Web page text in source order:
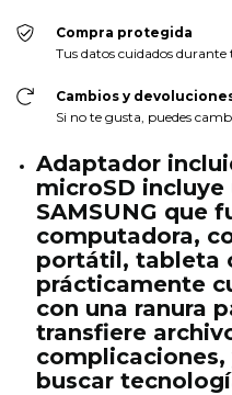
Compra protegida
Tus datos cuidados durante
Cambios y
Si no te gusta, puedes
Adaptador
microSD
SAMSUNG que
computadora,
portátil, tableta
prácticamente
con una ranura
transfiere
complicaciones,
buscar